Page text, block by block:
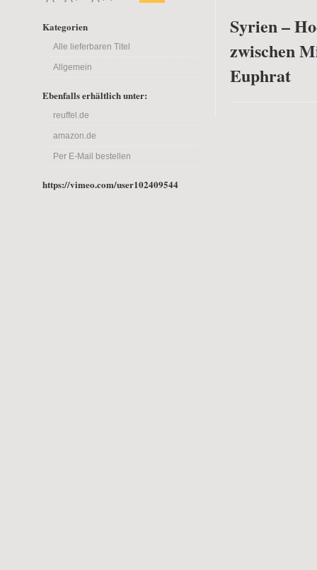
Kategorien
Alle lieferbaren Titel
Allgemein
Ebenfalls erhältlich unter:
reuffel.de
amazon.de
Per E-Mail bestellen
https://vimeo.com/user102409544
Syrien –
zwischen
Euphrat